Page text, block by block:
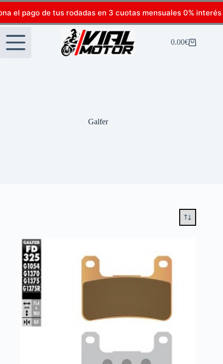
el pago de tus rodadas en 3 cuotas mensuales 0% interés
0.00€
Galfer